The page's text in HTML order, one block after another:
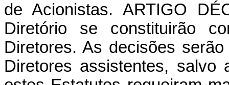
de Acionistas. ARTIGO
Diretório se constituirão
Diretores. As decisões
Diretores assistentes,